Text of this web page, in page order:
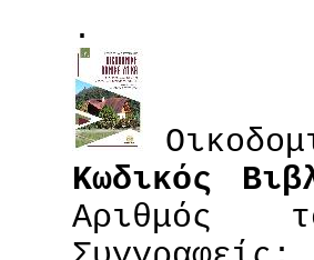
.
Κωδικός
Αριθμός